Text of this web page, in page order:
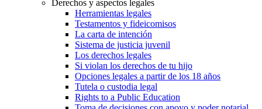
Derechos y aspectos legales
Herramientas legales
Testamentos y fideicomisos
La carta de intención
Sistema de justicia juvenil
Los derechos legales
Si violan los derechos de tu hijo
Opciones legales a partir de los 18 años
Tutela o custodia legal
Rights to a Public Education